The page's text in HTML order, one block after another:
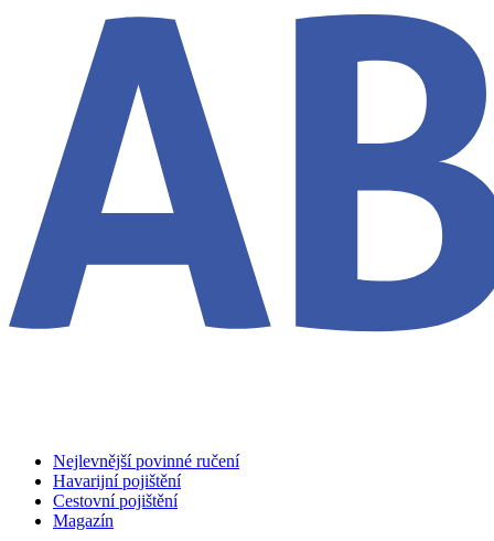
Nejlevnější povinné ručení
Havarijní pojištění
Cestovní pojištění
Magazín